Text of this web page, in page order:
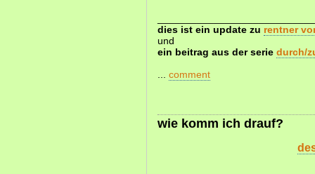
dies ist ein update zu rentner
und
ein beitrag aus der serie durch/
comment
wie komm ich drauf?